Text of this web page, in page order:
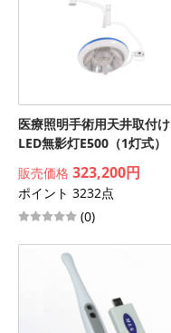
医療照明手術用天井取付け
LED無影灯E500（1灯式）
販売価格 323,200円
ポイント 3232点
(0)